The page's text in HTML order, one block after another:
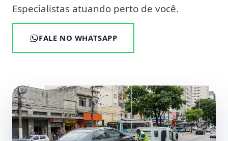
Especialistas atuando perto de você.
FALE NO WHATSAPP